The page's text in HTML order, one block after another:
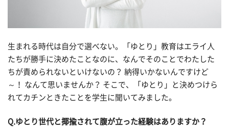
生まれる時代は自分で選べない。「ゆとり」教育はエライ人
たちが勝手に決めたことなのに、なんでそのことでわたした
ちが責められないといけないの？ 納得いかないんですけど
～！ なんて思いませんか？ そこで、「ゆとり」と決めつけら
れてカチンときたことを学生に聞いてみました。
Q.ゆとり世代と揶揄されて腹が立った経験はありますか？